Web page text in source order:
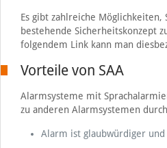
Es gibt zahlreiche Möglichkeiten,
bestehende Sicherheitskonzept
folgendem Link kann man
Vorteile von SAA
Alarmsysteme mit
zu anderen Alarmsystemen
Alarm ist glaubwürdiger